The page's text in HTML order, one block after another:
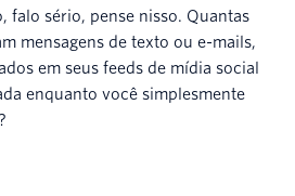
falo sério, pense nisso. Quantas
mensagens de texto ou e-mails,
em seus feeds de mídia social
enquanto você simplesmente